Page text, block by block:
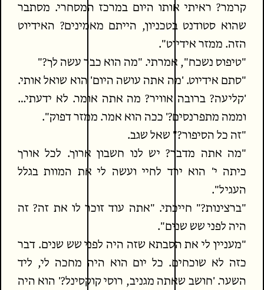
קרמר? ראיתי אותו היום במרכז המסחרי. מסתבר
שהוא סטודנט בטכניון, הייתם מאמינים? האידיוט
הזה. ממזר אידיוט".
"טיפוס נשכח", אמרתי. "מה הוא כבר עשה לך?"
"סתם אידיוט. 'מה אתה עושה היום' הוא שואל אותי.
'קליעה? ברובה אוויר? מה אתה אומר. לא ידעתי…
וממה מתפרנסים?' ככה הוא אמר. ממזר דפוק".
"זה כל הסיפור?" שאל שגב.
"מה אתה מדבר? יש לנו חשבון ארוך. לכל אורך
כיתה י' הוא ירד לחיי ועשה לי את המוות בגלל
העגיל".
"ברצינות?" חייכתי. "אתה עוד זוכר לו את זה? זה
היה לפני שש שנים".
"מעניין לי את הסבתא שזה היה לפני שש שנים. דבר
כזה לא שוכחים. כל יום הוא היה מחכה לי, ליד
השער. 'חושב שאתה מגניב, רוסי קוקסינל?' הוא היה